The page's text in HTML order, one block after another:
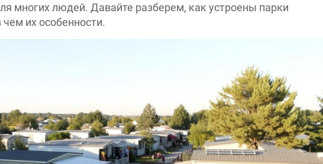
многих людей. Давайте разберем, как устроены парки
их особенности.